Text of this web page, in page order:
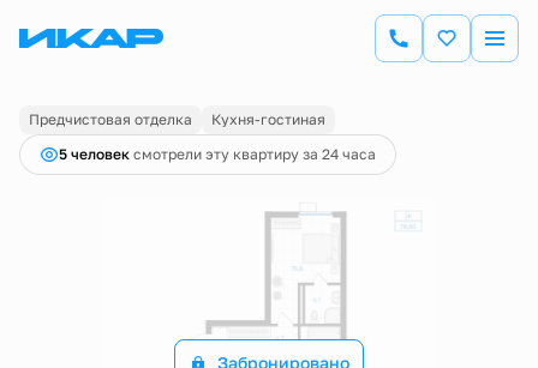
2-комнатная76.6 м Цена по запросу
Предчистовая отделка
Кухня-гостиная
5 человек смотрели эту квартиру за 24 часа
Забронировано